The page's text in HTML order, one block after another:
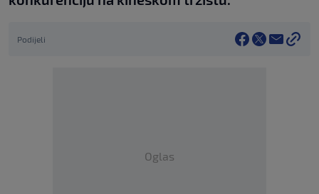
Podijeli
Oglas